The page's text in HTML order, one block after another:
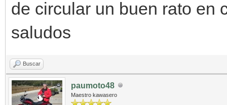
de circular un buen rato en
saludos
Buscar
paumoto48
Maestro kawasero